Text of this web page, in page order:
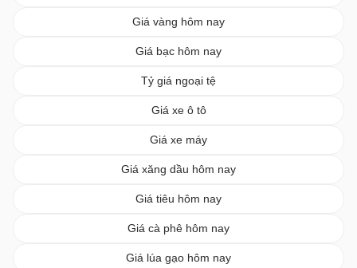
Giá vàng hôm nay
Giá bạc hôm nay
Tỷ giá ngoại tệ
Giá xe ô tô
Giá xe máy
Giá xăng dầu hôm nay
Giá tiêu hôm nay
Giá cà phê hôm nay
Giá lúa gạo hôm nay